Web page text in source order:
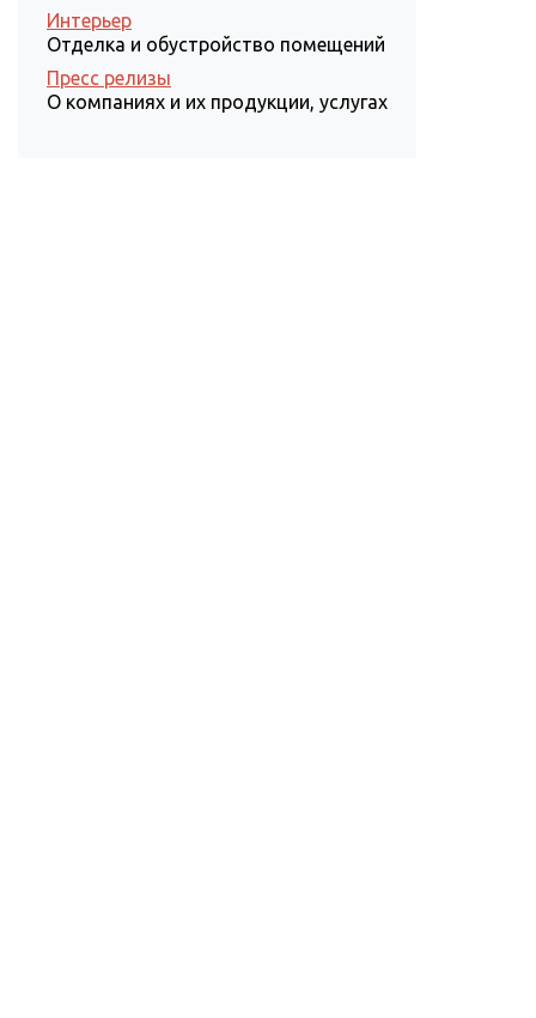
Интерьер
Отделка и обустройство помещений
Пресс релизы
О компаниях и их продукции, услугах